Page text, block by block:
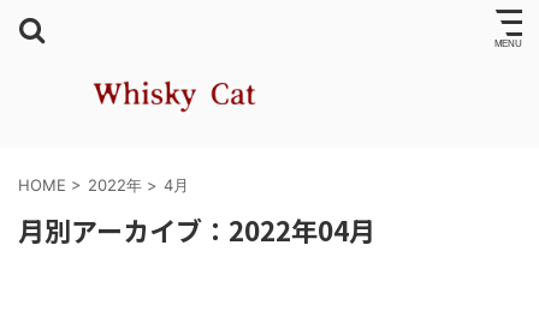
HOME > 2022年 > 4月
月別アーカイブ：2022年04月